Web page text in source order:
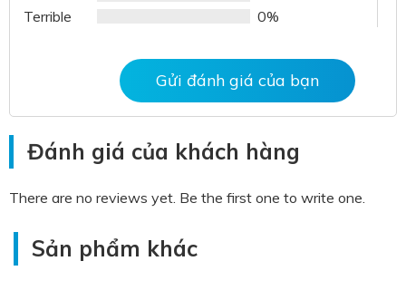
Terrible
0%
Gửi đánh giá của bạn
Đánh giá của khách hàng
There are no reviews yet. Be the first one to write one.
Sản phẩm khác